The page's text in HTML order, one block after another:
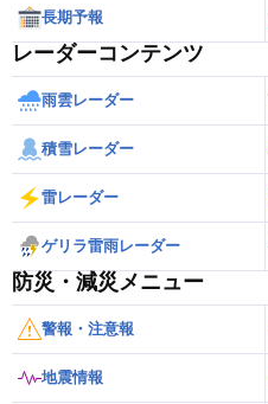
長期予報
レーダーコンテンツ
雨雲レーダー
積雪レーダー
雷レーダー
ゲリラ雷雨レーダー
防災・減災メニュー
警報・注意報
地震情報